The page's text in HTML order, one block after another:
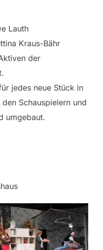
Lauth
Kraus-Bähr
der
jedes neue Stück in
Schauspielern und
umgebaut.